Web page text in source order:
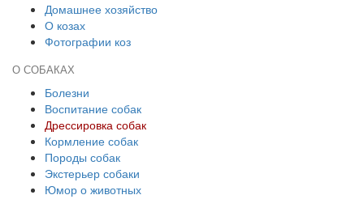
Домашнее хозяйство
О козах
Фотографии коз
О СОБАКАХ
Болезни
Воспитание собак
Дрессировка собак
Кормление собак
Породы собак
Экстерьер собаки
Юмор о животных